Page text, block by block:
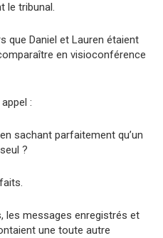
le tribunal.
que Daniel et Lauren étaient
en visioconférence
:
sachant parfaitement qu’un
?
les messages enregistrés et
une toute autre